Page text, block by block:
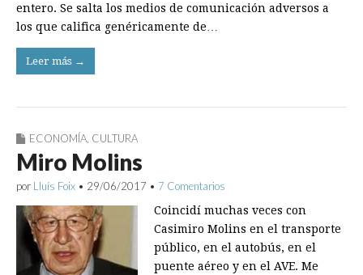
entero. Se salta los medios de comunicación adversos a
los que califica genéricamente de…
Leer más →
ECONOMÍA CULTURA
Miro Molins
por Lluís Foix • 29/06/2017 • 7 Comentarios
Coincidí muchas veces con
Casimiro Molins en el transporte
público, en el autobús, en el
puente aéreo y en el AVE. Me